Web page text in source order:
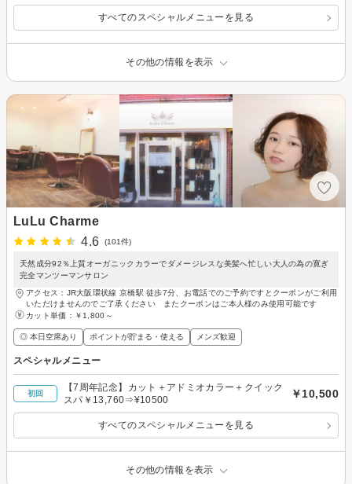
すべてのスペシャルメニューを見る
その他の情報を表示
LuLu Charme
4.6
(101件)
天然成分92％上質オーガニックカラーでダメージレスな美髪へ忙しい大人の為の寛ぎ
完全マンツーマンサロン
アクセス：JR大阪環状線 京橋駅 徒歩7分、お電話でのご予約ですとクーポンがご利用
いただけませんのでご了承ください またクーポンはご本人様のみ使用可能です
カット単価： ￥1,800～
◎ 本日空席あり ポイントが貯まる・使える メンズ歓迎
スペシャルメニュー
初回
【7周年記念】カット＋アドミオカラー＋クイック
スパ￥13,760⇒¥10500
￥10,500
すべてのスペシャルメニューを見る
その他の情報を表示